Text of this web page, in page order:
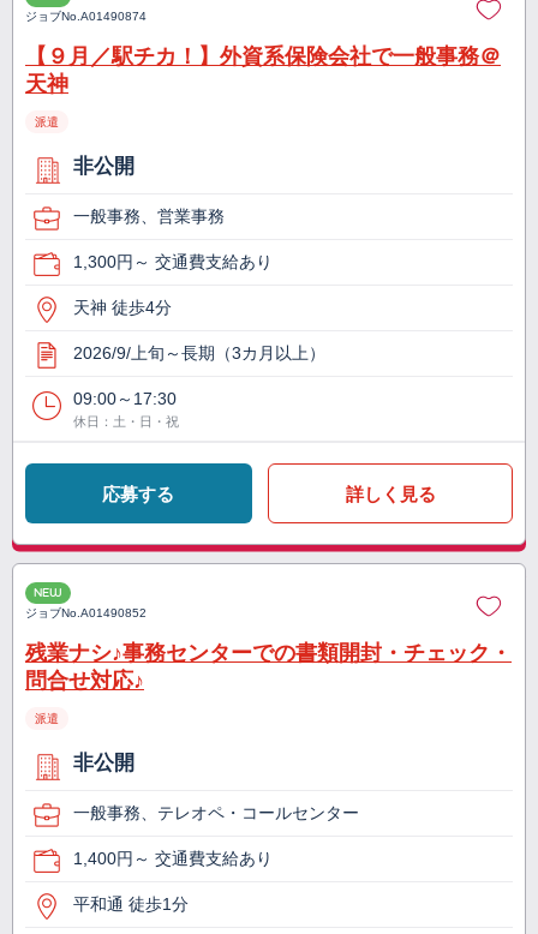
ジョブNo.A01490874
【９月／駅チカ！】外資系保険会社で一般事務＠
天神
派遣
非公開
一般事務、営業事務
1,300円～ 交通費支給あり
天神 徒歩4分
2026/9/上旬～長期（3カ月以上）
09:00～17:30
休日：土・日・祝
応募する 詳しく見る
NEW
ジョブNo.A01490852
残業ナシ♪事務センターでの書類開封・チェック・
問合せ対応♪
派遣
非公開
一般事務、テレオペ・コールセンター
1,400円～ 交通費支給あり
平和通 徒歩1分